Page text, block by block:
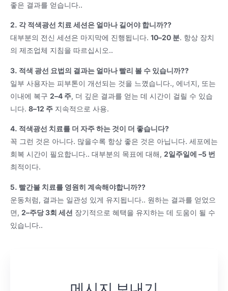
좋은 결과를 얻습니다..
2. 각 적색광선 치료 세션은 얼마나 길어야 합니까??
대부분의 전신 세션은 마지막에 진행됩니다. 10–20 분. 항상 장치
의 제조업체 지침을 따르십시오..
3. 적색 광선 요법의 결과는 얼마나 빨리 볼 수 있습니까??
일부 사용자는 피부톤이 개선되는 것을 느꼈습니다., 에너지, 또는
이내에 복구 2–4 주, 더 깊은 결과를 얻는 데 시간이 걸릴 수 있습
니다. 8–12 주 지속적으로 사용.
4. 적색광선 치료를 더 자주 하는 것이 더 좋습니다?
꼭 그런 것은 아니다. 많을수록 항상 좋은 것은 아닙니다. 세포에는
회복 시간이 필요합니다.. 대부분의 목표에 대해, 2일주일에 –5 번
최적이다.
5. 빨간불 치료를 영원히 계속해야합니까??
운동처럼, 결과는 일관성 있게 유지됩니다.. 원하는 결과를 얻었으
면, 2–주당 3회 세션 장기적으로 혜택을 유지하는 데 도움이 될 수
있습니다..